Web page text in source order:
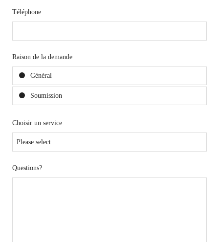
Téléphone
Raison de la demande
Général
Soumission
Choisir un service
Questions?